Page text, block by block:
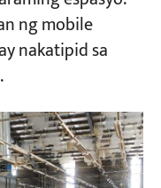
ng mobile
nakatipid sa